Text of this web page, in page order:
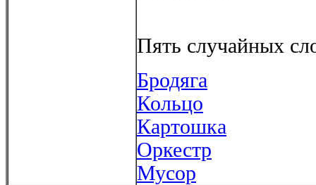
Пять случайных
Бродяга
Кольцо
Картошка
Оркестр
Мусор